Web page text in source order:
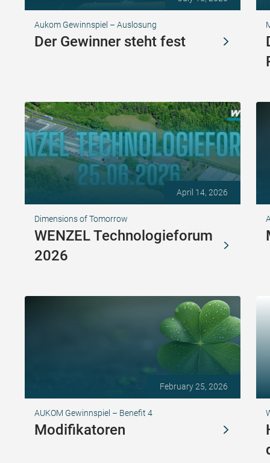
Aukom Gewinnspiel – Auslosung
Der Gewinner steht fest
April 14, 2026
Dimensions of Tomorrow
WENZEL Technologieforum
2026
February 25, 2026
AUKOM Gewinnspiel – Benefit 4
Modifikatoren